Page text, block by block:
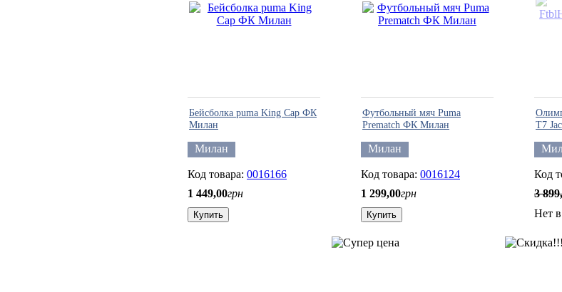
Бейсболка puma King Cap ФК
Милан
Милан
0016166
1 449,00грн
Купить
Футбольный мяч Puma
Prematch ФК Милан
Милан
0016124
1 299,00грн
Купить
T7
3 899,
Нет